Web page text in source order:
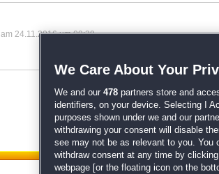
am 24.11.2016 um 09:39
We Care About Your
We and our 478 partners store and
identifiers, on your device. Selecting I
purposes shown under we and our
withdrawing your consent will disable
see may not be as relevant to you. You
withdraw consent at any time by
webpage [or the floating icon on the